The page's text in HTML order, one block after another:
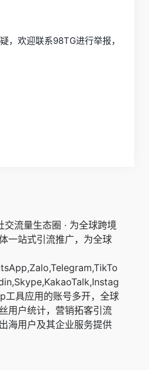
，欢迎联系98TG进行举报，
流量生态圈 · 为全球跨境
一站式引流推广，为全球
工具应用的账号多开，全球
用户统计，营销拓客引流
海用户及其企业服务提供